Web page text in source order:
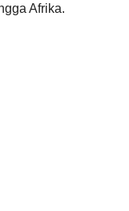
Afrika.